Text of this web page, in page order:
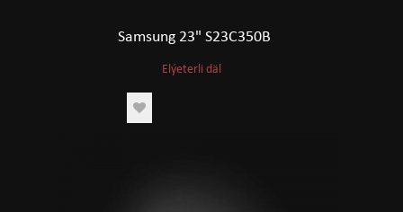
Samsung 23" S23C350B
Elýeterli däl